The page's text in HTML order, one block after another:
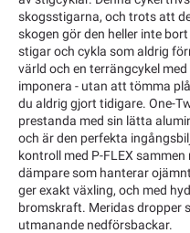
skogsstigarna, och trots att
skogen gör den heller inte
stigar och cykla som aldrig
värld och en terrängcykel
imponera - utan att tömma plånboken. Utforska
du aldrig gjort tidigare. One-
prestanda med sin lätta
och är den perfekta
kontroll med P-FLEX
dämpare som hanterar
ger exakt växling, och med
bromskraft. Meridas dropper
utmanande nedförsbackar.